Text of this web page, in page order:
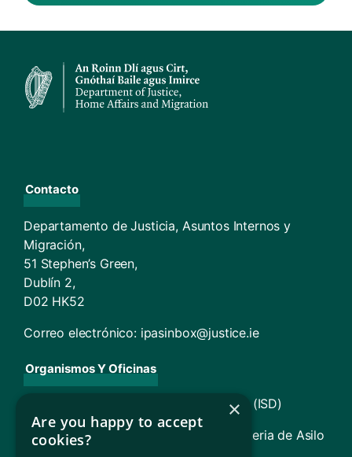
Contacto
Departamento de Justicia, Asuntos Internos y
Migración,
51 Stephen’s Green,
Dublín 2,
D02 HK52
Correo electrónico: ipasinbox@justice.ie
Organismos Y Oficinas
Prestación de servicios de inmigración (ISD)
TARA – Tribunal de Apelaciones en materia de Asilo
×
Are you happy to accept
cookies?